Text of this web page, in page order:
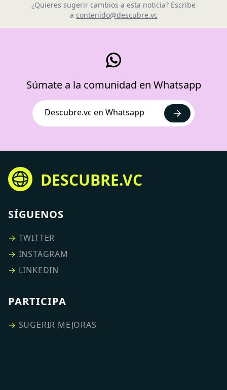
¿Quieres sugerir cambios a esta noticia? Escribe
a contenido@descubre.vc
Súmate a la comunidad en Whatsapp
Descubre.vc en Whatsapp
DESCUBRE.VC
SÍGUENOS
→ TWITTER
→ INSTAGRAM
→ LINKEDIN
PARTICIPA
→ SUGERIR MEJORAS